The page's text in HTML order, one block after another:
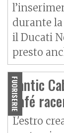
durante
il Ducati
presto
FUORISERIE
Fantic
café
L'estro